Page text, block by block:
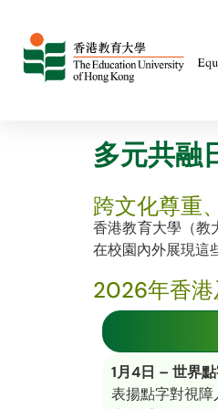
多元共融
跨文化尊重
香港教育大學（教
在校園內外展現這
2026年香港
1月4日 – 世界
表揚點字對視